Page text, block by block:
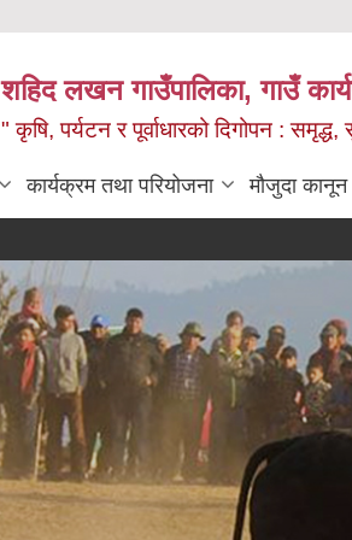
शहिद लखन गाउँपालिका, गाउँ
" कृषि, पर्यटन र पूर्वाधारको दिगोपन :
कार्यक्रम तथा परियोजना मौजुदा कानून